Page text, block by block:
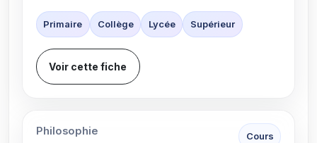
Primaire Collège Lycée Supérieur
Voir cette fiche
Philosophie Cours